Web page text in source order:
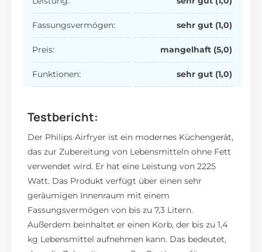
Fassungsvermögen: sehr gut (1,0)
Preis: mangelhaft (5,0)
Funktionen: sehr gut (1,0)
Testbericht:
Der Philips Airfryer ist ein modernes Küchengerät,
das zur Zubereitung von Lebensmitteln ohne Fett
verwendet wird. Er hat eine Leistung von 2225
Watt. Das Produkt verfügt über einen sehr
geräumigen Innenraum mit einem
Fassungsvermögen von bis zu 7,3 Litern.
Außerdem beinhaltet er einen Korb, der bis zu 1,4
kg Lebensmittel aufnehmen kann. Das bedeutet,